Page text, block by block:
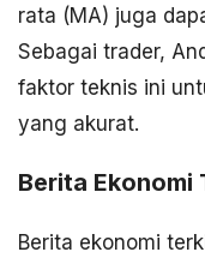
rata (MA) juga
Sebagai trader,
faktor teknis ini
yang akurat.
Berita Ekonomi
Berita ekonomi